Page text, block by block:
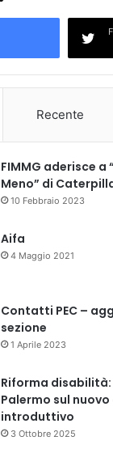
Recente
FIMMG aderisce a
Meno” di
10 Febbraio 2023
Aifa
4 Maggio 2021
Contatti PEC –
sezione
1 Aprile 2023
Riforma disabilità:
Palermo sul
introduttivo
3 Ottobre 2025